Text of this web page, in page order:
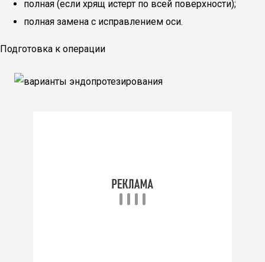
полная (если хрящ истерт по всей поверхности);
полная замена с исправлением оси.
Подготовка к операции